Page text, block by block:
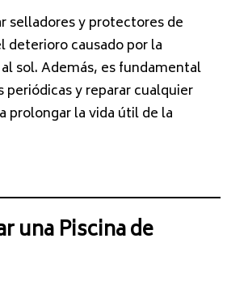
selladores y protectores de
deterioro causado por la
sol. Además, es fundamental
periódicas y reparar cualquier
prolongar la vida útil de la
una Piscina de